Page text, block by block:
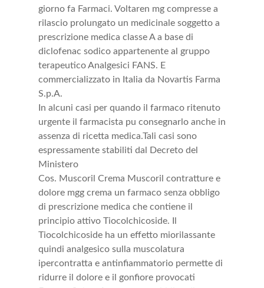
giorno fa Farmaci. Voltaren mg compresse a
rilascio prolungato un medicinale soggetto a
prescrizione medica classe A a base di
diclofenac sodico appartenente al gruppo
terapeutico Analgesici FANS. E
commercializzato in Italia da Novartis Farma
S.p.A.
In alcuni casi per quando il farmaco ritenuto
urgente il farmacista pu consegnarlo anche in
assenza di ricetta medica.Tali casi sono
espressamente stabiliti dal Decreto del
Ministero
Cos. Muscoril Crema Muscoril contratture e
dolore mgg crema un farmaco senza obbligo
di prescrizione medica che contiene il
principio attivo Tiocolchicoside. Il
Tiocolchicoside ha un effetto miorilassante
quindi analgesico sulla muscolatura
ipercontratta e antinfiammatorio permette di
ridurre il dolore e il gonfiore provocati